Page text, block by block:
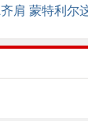
肩 蒙特利尔